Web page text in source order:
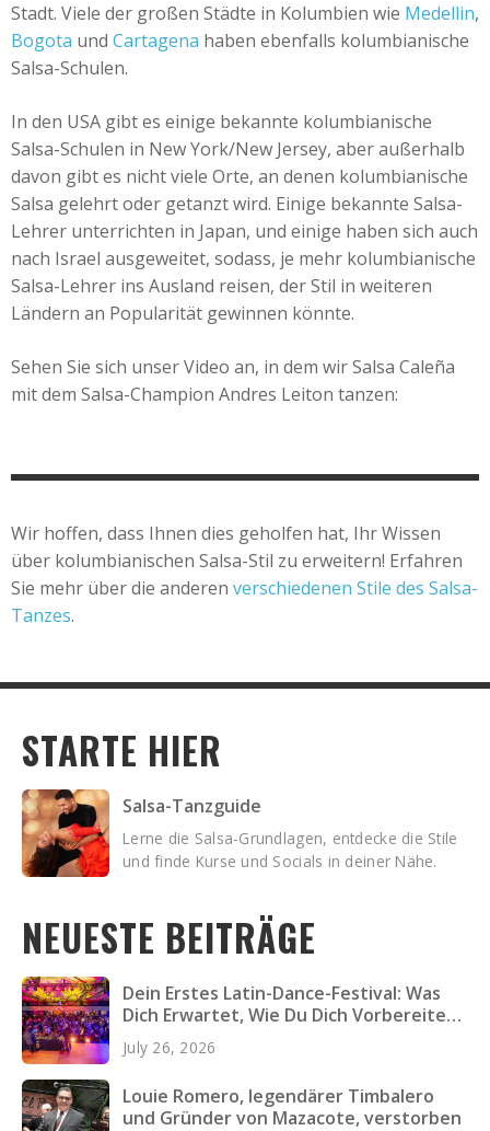
Stadt. Viele der großen Städte in Kolumbien wie Medellin,
Bogota und Cartagena haben ebenfalls kolumbianische
Salsa-Schulen.
In den USA gibt es einige bekannte kolumbianische
Salsa-Schulen in New York/New Jersey, aber außerhalb
davon gibt es nicht viele Orte, an denen kolumbianische
Salsa gelehrt oder getanzt wird. Einige bekannte Salsa-
Lehrer unterrichten in Japan, und einige haben sich auch
nach Israel ausgeweitet, sodass, je mehr kolumbianische
Salsa-Lehrer ins Ausland reisen, der Stil in weiteren
Ländern an Popularität gewinnen könnte.
Sehen Sie sich unser Video an, in dem wir Salsa Caleña
mit dem Salsa-Champion Andres Leiton tanzen:
Wir hoffen, dass Ihnen dies geholfen hat, Ihr Wissen
über kolumbianischen Salsa-Stil zu erweitern! Erfahren
Sie mehr über die anderen verschiedenen Stile des Salsa-
Tanzes.
STARTE HIER
Salsa-Tanzguide
Lerne die Salsa-Grundlagen, entdecke die Stile
und finde Kurse und Socials in deiner Nähe.
NEUESTE BEITRÄGE
Dein Erstes Latin-Dance-Festival: Was
Dich Erwartet, Wie Du Dich Vorbereitest
und Was Du Einpackst
July 26, 2026
Louie Romero, legendärer Timbalero
und Gründer von Mazacote, verstorben